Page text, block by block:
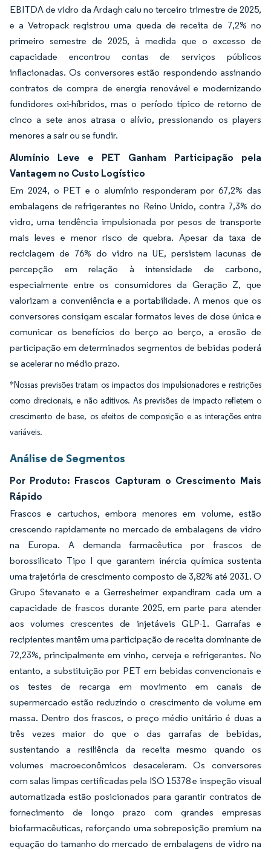
EBITDA de vidro da Ardagh caiu no terceiro trimestre de 2025,
e a Vetropack registrou uma queda de receita de 7,2% no
primeiro semestre de 2025, à medida que o excesso de
capacidade encontrou contas de serviços públicos
inflacionadas. Os conversores estão respondendo assinando
contratos de compra de energia renovável e modernizando
fundidores oxi-híbridos, mas o período típico de retorno de
cinco a sete anos atrasa o alívio, pressionando os players
menores a sair ou se fundir.
Alumínio Leve e PET Ganham Participação pela
Vantagem no Custo Logístico
Em 2024, o PET e o alumínio responderam por 67,2% das
embalagens de refrigerantes no Reino Unido, contra 7,3% do
vidro, uma tendência impulsionada por pesos de transporte
mais leves e menor risco de quebra. Apesar da taxa de
reciclagem de 76% do vidro na UE, persistem lacunas de
percepção em relação à intensidade de carbono,
especialmente entre os consumidores da Geração Z, que
valorizam a conveniência e a portabilidade. A menos que os
conversores consigam escalar formatos leves de dose única e
comunicar os benefícios do berço ao berço, a erosão de
participação em determinados segmentos de bebidas poderá
se acelerar no médio prazo.
*Nossas previsões tratam os impactos dos impulsionadores e restrições
como direcionais, e não aditivos. As previsões de impacto refletem o
crescimento de base, os efeitos de composição e as interações entre
variáveis.
Análise de Segmentos
Por Produto: Frascos Capturam o Crescimento Mais
Rápido
Frascos e cartuchos, embora menores em volume, estão
crescendo rapidamente no mercado de embalagens de vidro
na Europa. A demanda farmacêutica por frascos de
borossilicato Tipo I que garantem inércia química sustenta
uma trajetória de crescimento composto de 3,82% até 2031. O
Grupo Stevanato e a Gerresheimer expandiram cada um a
capacidade de frascos durante 2025, em parte para atender
aos volumes crescentes de injetáveis GLP-1. Garrafas e
recipientes mantêm uma participação de receita dominante de
72,23%, principalmente em vinho, cerveja e refrigerantes. No
entanto, a substituição por PET em bebidas convencionais e
os testes de recarga em movimento em canais de
supermercado estão reduzindo o crescimento de volume em
massa. Dentro dos frascos, o preço médio unitário é duas a
três vezes maior do que o das garrafas de bebidas,
sustentando a resiliência da receita mesmo quando os
volumes macroeconômicos desaceleram. Os conversores
com salas limpas certificadas pela ISO 15378 e inspeção visual
automatizada estão posicionados para garantir contratos de
fornecimento de longo prazo com grandes empresas
biofarmacêuticas, reforçando uma sobreposição premium na
equação do tamanho do mercado de embalagens de vidro na